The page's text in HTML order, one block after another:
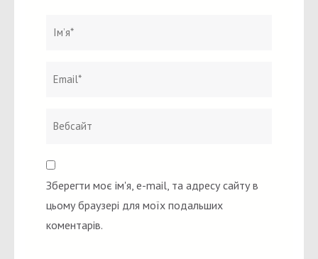
Зберегти моє ім'я, e-mail, та адресу сайту в
цьому браузері для моїх подальших
коментарів.